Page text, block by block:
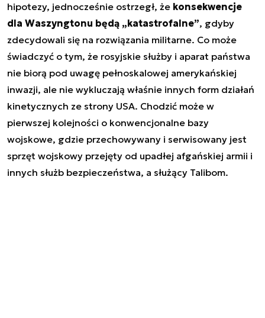
hipotezy, jednocześnie ostrzegł, że konsekwencje
dla Waszyngtonu będą „katastrofalne”, gdyby
zdecydowali się na rozwiązania militarne. Co może
świadczyć o tym, że rosyjskie służby i aparat państwa
nie biorą pod uwagę pełnoskalowej amerykańskiej
inwazji, ale nie wykluczają właśnie innych form działań
kinetycznych ze strony USA. Chodzić może w
pierwszej kolejności o konwencjonalne bazy
wojskowe, gdzie przechowywany i serwisowany jest
sprzęt wojskowy przejęty od upadłej afgańskiej armii i
innych służb bezpieczeństwa, a służący Talibom.